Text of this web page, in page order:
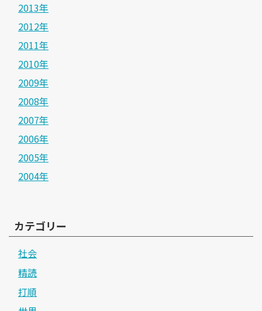
2013年
2012年
2011年
2010年
2009年
2008年
2007年
2006年
2005年
2004年
カテゴリー
社会
精読
打順